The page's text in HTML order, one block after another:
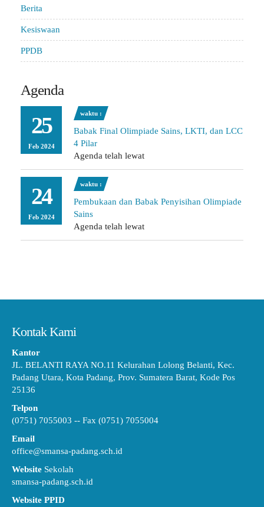
Berita
Kesiswaan
PPDB
Agenda
25
Feb 2024
waktu :
Babak Final Olimpiade Sains, LKTI, dan LCC
4 Pilar
Agenda telah lewat
24
Feb 2024
waktu :
Pembukaan dan Babak Penyisihan Olimpiade
Sains
Agenda telah lewat
Kontak Kami
Kantor
JL. BELANTI RAYA NO.11 Kelurahan Lolong Belanti, Kec.
Padang Utara, Kota Padang, Prov. Sumatera Barat, Kode Pos
25136
Telpon
(0751) 7055003 -- Fax (0751) 7055004
Email
office@smansa-padang.sch.id
Website Sekolah
smansa-padang.sch.id
Website PPID